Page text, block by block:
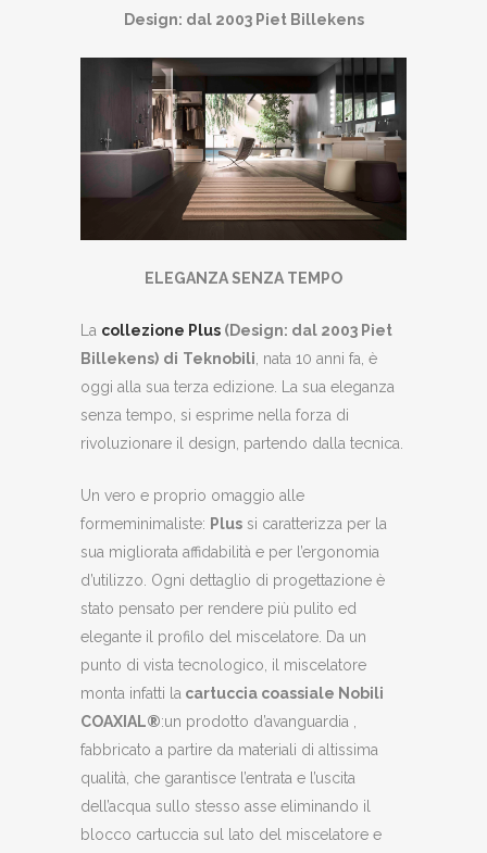
Design: dal 2003 Piet Billekens
ELEGANZA SENZA TEMPO
La collezione Plus (Design: dal 2003 Piet
Billekens) di Teknobili, nata 10 anni fa, è
oggi alla sua terza edizione. La sua eleganza
senza tempo, si esprime nella forza di
rivoluzionare il design, partendo dalla tecnica.
Un vero e proprio omaggio alle
formeminimaliste: Plus si caratterizza per la
sua migliorata affidabilità e per l’ergonomia
d’utilizzo. Ogni dettaglio di progettazione è
stato pensato per rendere più pulito ed
elegante il profilo del miscelatore. Da un
punto di vista tecnologico, il miscelatore
monta infatti la cartuccia coassiale Nobili
COAXIAL®:un prodotto d’avanguardia ,
fabbricato a partire da materiali di altissima
qualità, che garantisce l’entrata e l’uscita
dell’acqua sullo stesso asse eliminando il
blocco cartuccia sul lato del miscelatore e